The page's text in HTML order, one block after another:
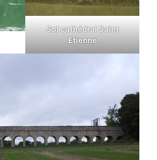
Sol cathédral Saint
Etienne